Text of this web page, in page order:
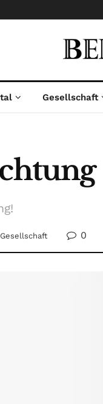
Gesellschaft
Gesellschaft 0